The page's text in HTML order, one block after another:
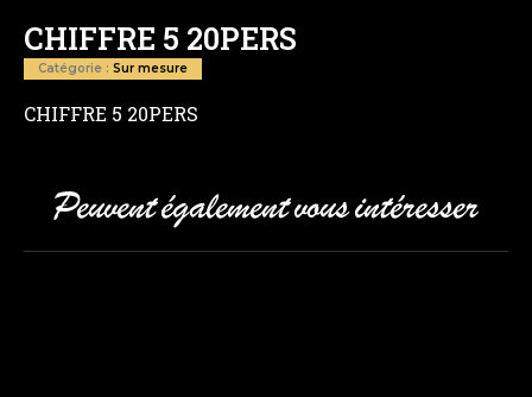
CHIFFRE 5 20PERS
Catégorie : Sur mesure
CHIFFRE 5 20PERS
Peuvent également vous intéresser